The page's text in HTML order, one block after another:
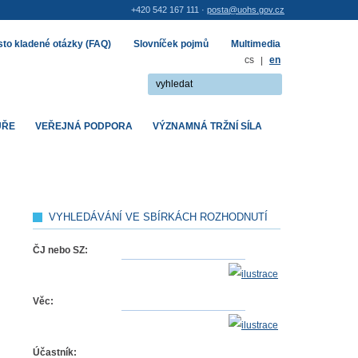
VYHLEDÁVÁNÍ VE SBÍRKÁCH ROZHODNUTÍ
ČJ nebo SZ:
Věc:
Účastník:
VEŘEJNÁ PODPORA VÝZNAMNÁ TRŽNÍ SÍLA
kladené otázky (FAQ) Slovníček pojmů
Multimedia
cs
| en
+420 542 167 111 · posta@uohs.gov.cz